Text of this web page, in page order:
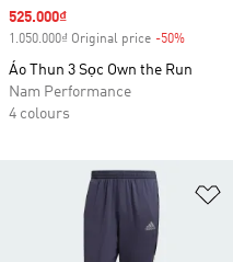
Sale price
525.000₫
1.050.000₫ Original price -50%
Áo Thun 3 Sọc Own the Run
Nam Performance
4 colours